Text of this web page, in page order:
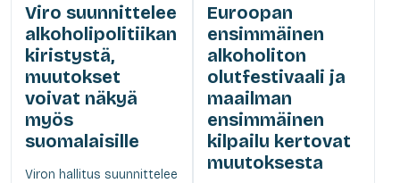
Viro suunnittelee
alkoholipolitiikan
kiristystä,
muutokset
voivat näkyä
myös
suomalaisille
Viron hallitus suunnittelee
Euroopan
ensimmäinen
alkoholiton
olutfestivaali ja
maailman
ensimmäinen
kilpailu kertovat
muutoksesta